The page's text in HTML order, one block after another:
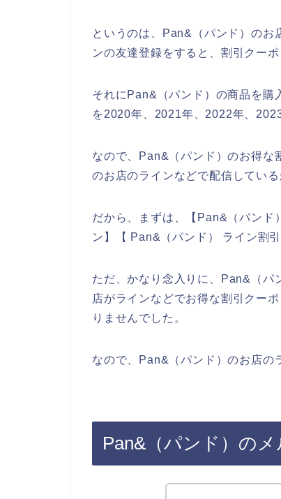
というのは、Pan&（パンド）のお
ンの友達登録をすると、割引クー
それにPan&（パンド）の商品を購
を2020年、2021年、2022年、
なので、Pan&（パンド）のお得な
のお店のラインなどで配信してい
だから、まずは、【Pan&（パンド
ン】【 Pan&（パンド） ライン割
ただ、かなり念入りに、Pan&（パ
店がラインなどでお得な割引クー
りませんでした。
なので、Pan&（パンド）のお店の
Pan&（パンド）の